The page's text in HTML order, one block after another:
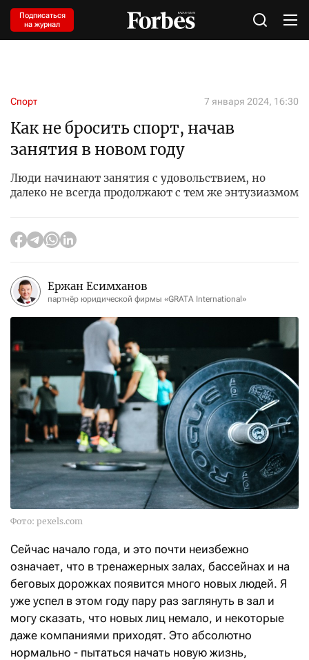
Подписаться
на журнал
Спорт 7 января 2024, 16:30
Как не бросить спорт, начав
занятия в новом году
Люди начинают занятия с удовольствием, но
далеко не всегда продолжают с тем же энтузиазмом
Ержан Есимханов
партнёр юридической фирмы «GRATA International»
Фото: pexels.com
Сейчас начало года, и это почти неизбежно
означает, что в тренажерных залах, бассейнах и на
беговых дорожках появится много новых людей. Я
уже успел в этом году пару раз заглянуть в зал и
могу сказать, что новых лиц немало, и некоторые
даже компаниями приходят. Это абсолютно
нормально - пытаться начать новую жизнь,